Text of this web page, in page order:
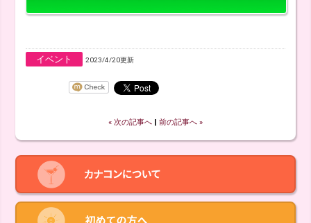
イベント 2023/4/20更新
« 次の記事へ ‖ 前の記事へ »